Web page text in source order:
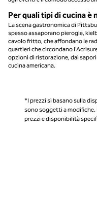
Per quali tipi di cucina è
La scena gastronomica di
spesso assaporano pierogie,
cavolo fritto, che affondano le
quartieri che circondano
opzioni di ristorazione, dai
cucina americana.
*I prezzi si basano sulla
sono soggetti a modifiche.
prezzi e disponibilità